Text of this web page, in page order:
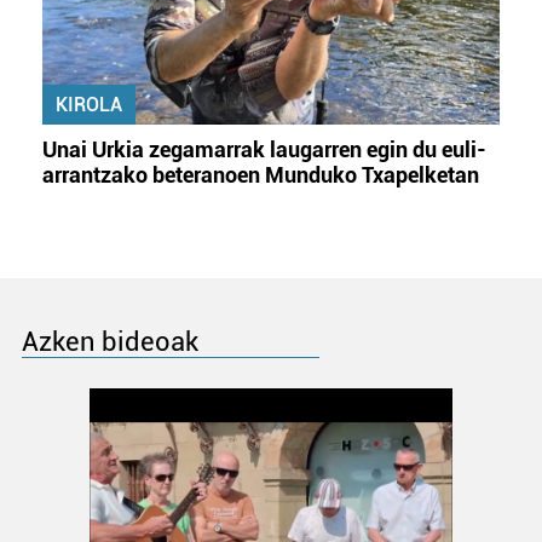
KIROLA
Unai Urkia zegamarrak laugarren egin du euli-
arrantzako beteranoen Munduko Txapelketan
Azken bideoak